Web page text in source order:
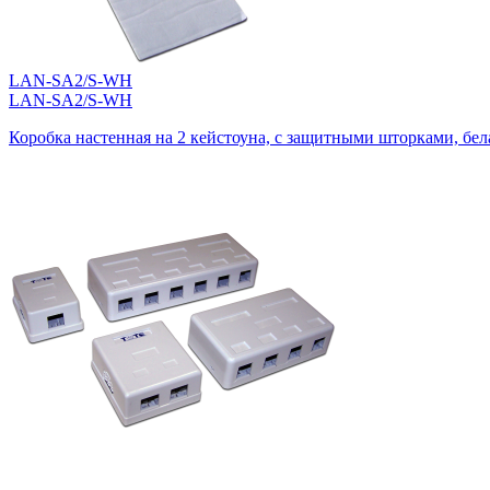
LAN-SA2/S-WH
LAN-SA2/S-WH
Коробка настенная на 2 кейстоуна, с защитными шторками,